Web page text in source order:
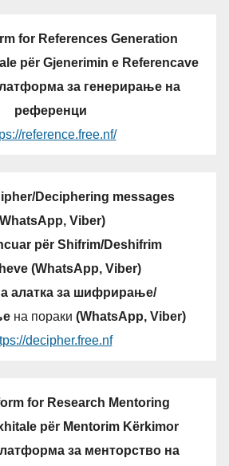
for References Generation
për Gjenerimin e Referencave
за генерирање на
референци
reference.free.nf/
Deciphering messages
Viber)
për Shifrim/Deshifrim
(WhatsApp, Viber)
алатка за шифрирање/
на пораки (WhatsApp, Viber)
decipher.free.nf
for Research Mentoring
për Mentorim Kërkimor
за менторство на